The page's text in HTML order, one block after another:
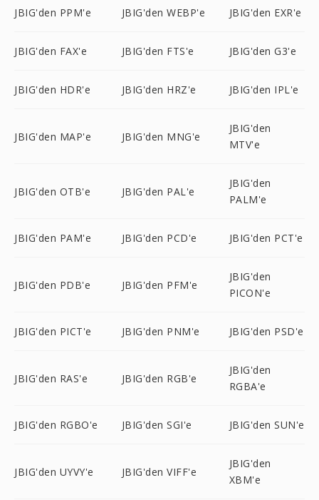
JBIG'den PPM'e JBIG'den WEBP'e JBIG'den EXR'e
JBIG'den FAX'e JBIG'den FTS'e JBIG'den G3'e
JBIG'den HDR'e JBIG'den HRZ'e JBIG'den IPL'e
JBIG'den MAP'e JBIG'den MNG'e
JBIG'den
MTV'e
JBIG'den OTB'e JBIG'den PAL'e
JBIG'den
PALM'e
JBIG'den PAM'e JBIG'den PCD'e JBIG'den PCT'e
JBIG'den PDB'e JBIG'den PFM'e
JBIG'den
PICON'e
JBIG'den PICT'e JBIG'den PNM'e JBIG'den PSD'e
JBIG'den RAS'e JBIG'den RGB'e
JBIG'den
RGBA'e
JBIG'den RGBO'e JBIG'den SGI'e JBIG'den SUN'e
JBIG'den UYVY'e JBIG'den VIFF'e
JBIG'den
XBM'e